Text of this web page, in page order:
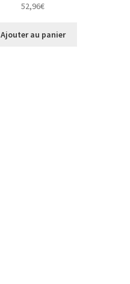
52,96€
Ajouter au panier